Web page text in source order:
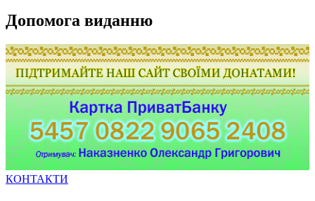
Допомога виданню
КОНТАКТИ